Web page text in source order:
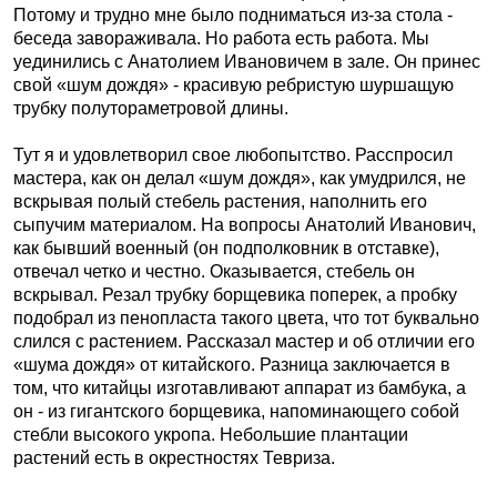
Потому и трудно мне было подниматься из-за стола -
беседа завораживала. Но работа есть работа. Мы
уединились с Анатолием Ивановичем в зале. Он принес
свой «шум дождя» - красивую ребристую шуршащую
трубку полутораметровой длины.
Тут я и удовлетворил свое любопытство. Расспросил
мастера, как он делал «шум дождя», как умудрился, не
вскрывая полый стебель растения, наполнить его
сыпучим материалом. На вопросы Анатолий Иванович,
как бывший военный (он подполковник в отставке),
отвечал четко и честно. Оказывается, стебель он
вскрывал. Резал трубку борщевика поперек, а пробку
подобрал из пенопласта такого цвета, что тот буквально
слился с растением. Рассказал мастер и об отличии его
«шума дождя» от китайского. Разница заключается в
том, что китайцы изготавливают аппарат из бамбука, а
он - из гигантского борщевика, напоминающего собой
стебли высокого укропа. Небольшие плантации
растений есть в окрестностях Тевриза.